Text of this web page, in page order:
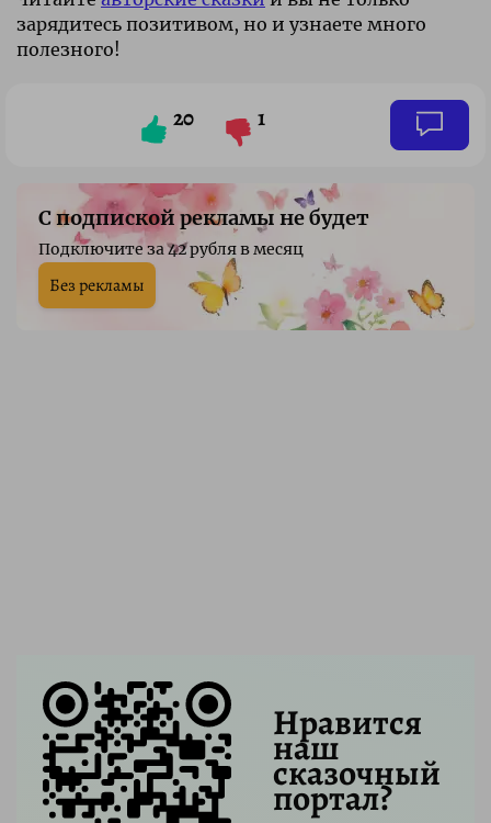
зарядитесь позитивом, но и узнаете много
полезного!
20 1
С подпиской рекламы не будет
Подключите за 42 рубля в месяц
Без рекламы
Нравится
наш
сказочный
портал?